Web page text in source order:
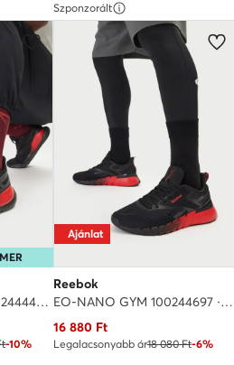
EO-FLEX TRAINER 100244444 · Edzőtermi cipők
-10%
Szponzorált
Ajánlat
Reebok
EO-NANO GYM 100244697 · Edzőtermi cipők
Aktuális ár
16 880Ft
Legalacsonyabb ár18 080 Ft-6%